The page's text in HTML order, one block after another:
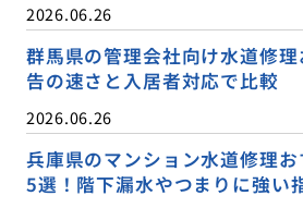
2026.06.26
群馬県の管理会社向け水道修
告の速さと入居者対応で比較
2026.06.26
兵庫県のマンション水道修理
5選！階下漏水やつまりに強い